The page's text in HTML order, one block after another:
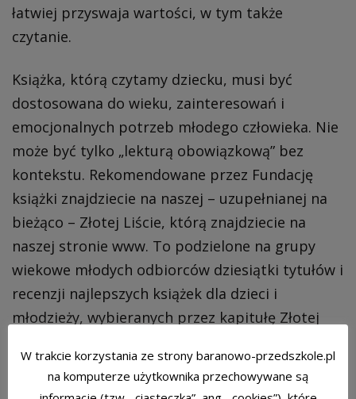
łatwiej przyswaja wartości, w tym także
czytanie.
Książka, którą czytamy dziecku, musi być
dostosowana do wieku, zainteresowań i
emocjonalnych potrzeb młodego człowieka. Nie
może być tylko „lekturą obowiązkową” bez
kontekstu. Rekomendowane przez Fundację
książki znajdziecie na naszej – uzupełnianej na
bieżąco – Złotej Liście, którą znajdziecie na
naszej stronie www. To podzielone na grupy
wiekowe młodych odbiorców dziesiątki tytułów i
recenzji najlepszych książek dla dzieci i
młodzieży, wybieranych przez kapitułę Złotej
polszczyzną, będących dobrym tematem do
rozmowy z dzieckiem.
W trakcie korzystania ze strony baranowo-przedszkole.pl
na komputerze użytkownika przechowywane są